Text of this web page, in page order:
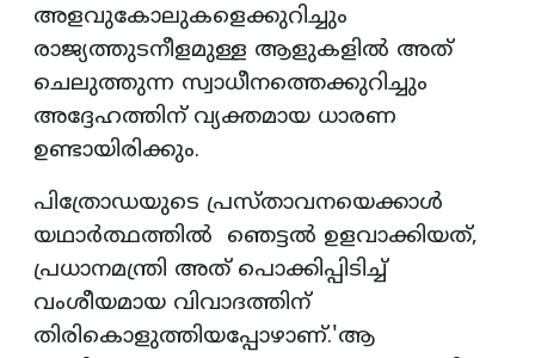
അളവുകോലുകളെക്കുറിച്ചും
രാജ്യത്തുടനീളമുള്ള ആളുകളിൽ അത്
ചെലുത്തുന്ന സ്വാധീനത്തെക്കുറിച്ചും
അദ്ദേഹത്തിന് വ്യക്തമായ ധാരണ
ഉണ്ടായിരിക്കും.
പിത്രോഡയുടെ പ്രസ്താവനയെക്കാൾ
യഥാർത്ഥത്തിൽ ഞെട്ടൽ ഉളവാക്കിയത്,
പ്രധാനമന്ത്രി അത് പൊക്കിപ്പിടിച്ച്
വംശീയമായ വിവാദത്തിന്
തിരികൊളുത്തിയപ്പോഴാണ്.'ആ